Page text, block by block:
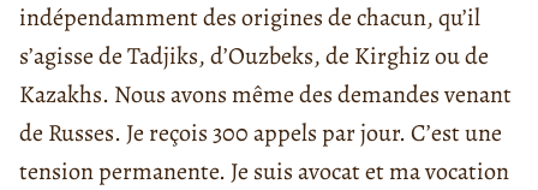
indépendamment des origines de chacun, qu’il
s’agisse de Tadjiks, d’Ouzbeks, de Kirghiz ou de
Kazakhs. Nous avons même des demandes venant
de Russes. Je reçois 300 appels par jour. C’est une
tension permanente. Je suis avocat et ma vocation